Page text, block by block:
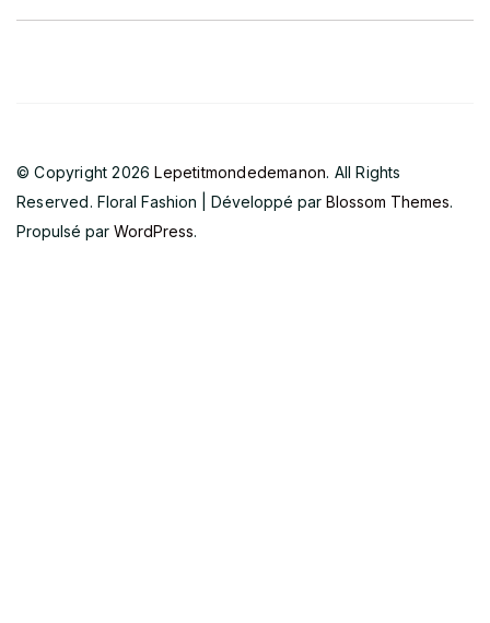
© Copyright 2026Lepetitmondedemanon. All Rights
Reserved. Floral Fashion | Développé par Blossom Themes.
Propulsé par WordPress.